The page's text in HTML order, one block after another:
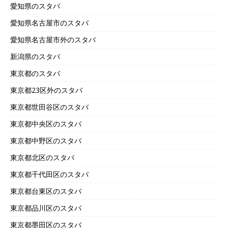
愛知県のスタバ
愛知県名古屋市のスタバ
愛知県名古屋市外のスタバ
新潟県のスタバ
東京都のスタバ
東京都23区外のスタバ
東京都世田谷区のスタバ
東京都中央区のスタバ
東京都中野区のスタバ
東京都北区のスタバ
東京都千代田区のスタバ
東京都台東区のスタバ
東京都品川区のスタバ
東京都墨田区のスタバ